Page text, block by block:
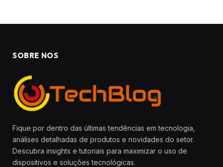
SOBRE NOS
Fique por dentro das últimas tendências em tecnologia,
análises detalhadas de produtos e novidades do setor.
Descubra insights e tutoriais para maximizar o uso de
dispositivos e soluções tecnológicas.